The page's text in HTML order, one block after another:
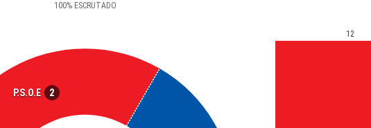
100%ESCRUTADO
P.S.O.E 2
12